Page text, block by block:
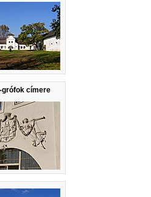
grófok címere